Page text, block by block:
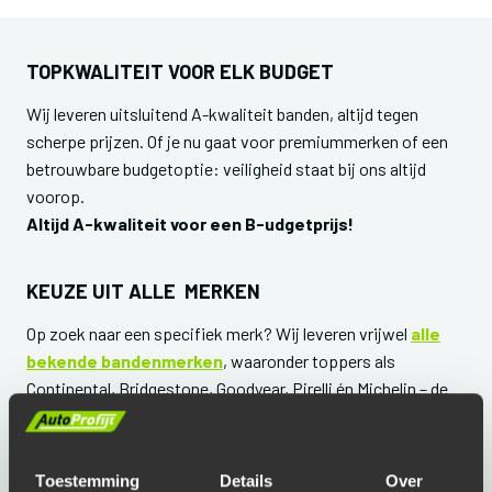
Toestemming Details Over
TOPKWALITEIT VOOR ELK BUDGET
Wij leveren uitsluitend A-kwaliteit banden, altijd tegen
scherpe prijzen. Of je nu gaat voor premiummerken of een
betrouwbare budgetoptie: veiligheid staat bij ons altijd
voorop.
Altijd A-kwaliteit voor een B-udgetprijs!
KEUZE UIT ALLE MERKEN
Op zoek naar een specifiek merk? Wij leveren vrijwel alle
bekende bandenmerken, waaronder toppers als
Continental, Bridgestone, Goodyear, Pirelli én Michelin – de
meestverkochte band, bekend om zijn uitstekende prijs-
budget? Dan zijn onze huismerken, zoals Landsail, een